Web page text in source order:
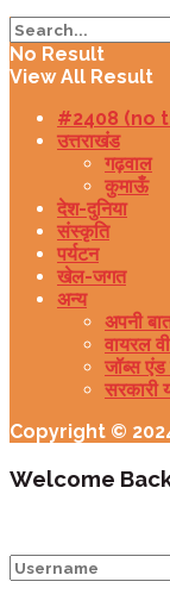
No Result
View All Result
#2408 (no
उत्तराखंड
गढ़वाल
कुमाऊँ
देश-दुनिया
संस्कृति
पर्यटन
खेल-जगत
अन्य
अपनी
वायरल
जॉब्स
सरकारी
Copyright ©
Welcome